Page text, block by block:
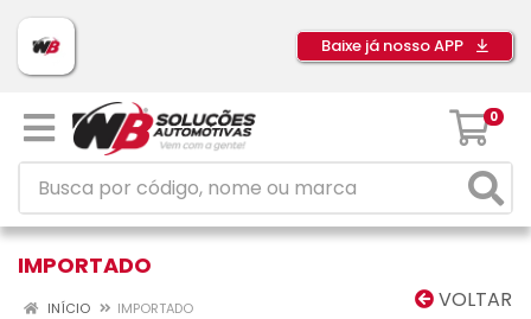
Baixe já nosso APP
0
IMPORTADO
VOLTAR
INÍCIO IMPORTADO